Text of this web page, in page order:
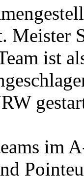
Meister
ist
im